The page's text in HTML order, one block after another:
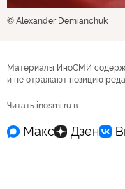
© Alexander Demianchuk
Материалы ИноСМИ
и не отражают позицию
Читать inosmi.ru в